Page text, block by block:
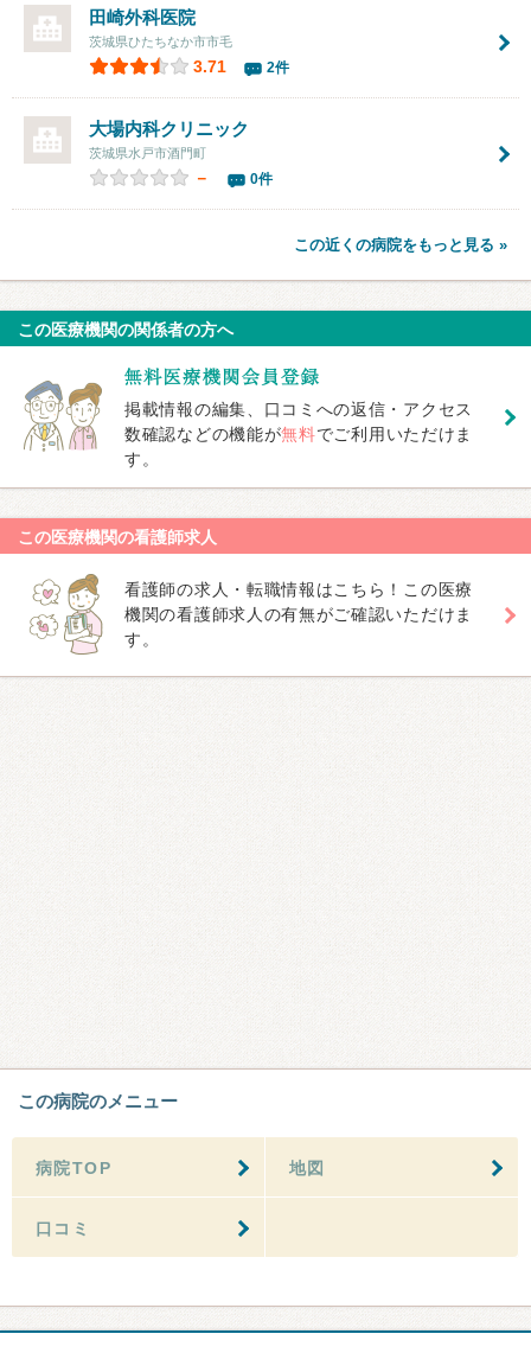
田崎外科医院
茨城県ひたちなか市市毛
3.71 2件
大場内科クリニック
茨城県水戸市酒門町
－ 0件
この近くの病院をもっと見る »
この医療機関の関係者の方へ
掲載情報の編集、口コミへの返信・アクセス
数確認などの機能が無料でご利用いただけま
す。
この医療機関の看護師求人
看護師の求人・転職情報はこちら！この医療
機関の看護師求人の有無がご確認いただけま
す。
この病院のメニュー
病院TOP 地図
口コミ